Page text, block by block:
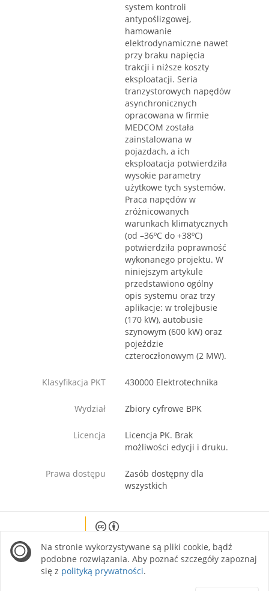
system kontroli
antypoślizgowej,
hamowanie
elektrodynamiczne nawet
przy braku napięcia
trakcji i niższe koszty
eksploatacji. Seria
tranzystorowych napędów
asynchronicznych
opracowana w firmie
MEDCOM została
zainstalowana w
pojazdach, a ich
eksploatacja potwierdziła
wysokie parametry
użytkowe tych systemów.
Praca napędów w
zróżnicowanych
warunkach klimatycznych
(od –36ºC do +38ºC)
potwierdziła poprawność
wykonanego projektu. W
niniejszym artykule
przedstawiono ogólny
opis systemu oraz trzy
aplikacje: w trolejbusie
(170 kW), autobusie
szynowym (600 kW) oraz
pojeździe
czteroczłonowym (2 MW).
Klasyfikacja PKT 430000 Elektrotechnika
Wydział Zbiory cyfrowe BPK
Licencja
Licencja PK. Brak
możliwości edycji i druku.
Prawa dostępu
Zasób dostępny dla
wszystkich
site is licensed under a Creative Commons
Attribution 4.0 International license.
Na stronie wykorzystywane są pliki cookie, bądź
podobne rozwiązania. Aby poznać szczegóły zapoznaj
się z polityką prywatności.